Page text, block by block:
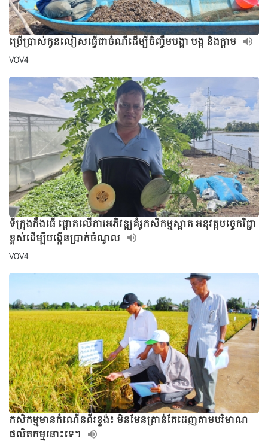
ប្រើប្រាស់កូនលៀសធ្វើជាចំណីដើម្បីចិញ្ចឹមបង្គា បង្ក និងក្តាម
VOV4
ទីក្រុងកឹងធើ ផ្តោតលើការអភិវឌ្ឍគំរូកសិកម្មស្អាត អនុវត្តបច្ចេកវិជ្ជា
ខ្ពស់ដើម្បីបង្កើនប្រាក់ចំណូល
VOV4
កសិកម្មមានកំណើនពីរខ្ទង់៖ មិនមែនគ្រាន់តែដេញតាមបរិមាណ
ផលិតកម្មនោះទេ។